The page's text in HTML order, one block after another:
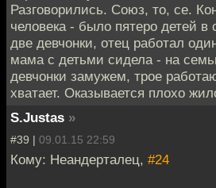
Разговорились. Союз, то, се.
человека - было пятеро детей в
две девчонки, отец работал
мама с детьми сидела - на
девчонки замужем, трое
хватает. Оказывается плохо
S.Justas »
#39 | 09.01.15 22:59
Кому: Неандерталец, #24